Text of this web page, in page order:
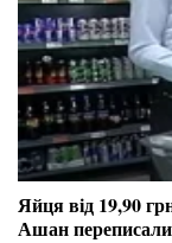
Яйця від 19,90
Ашан переписали